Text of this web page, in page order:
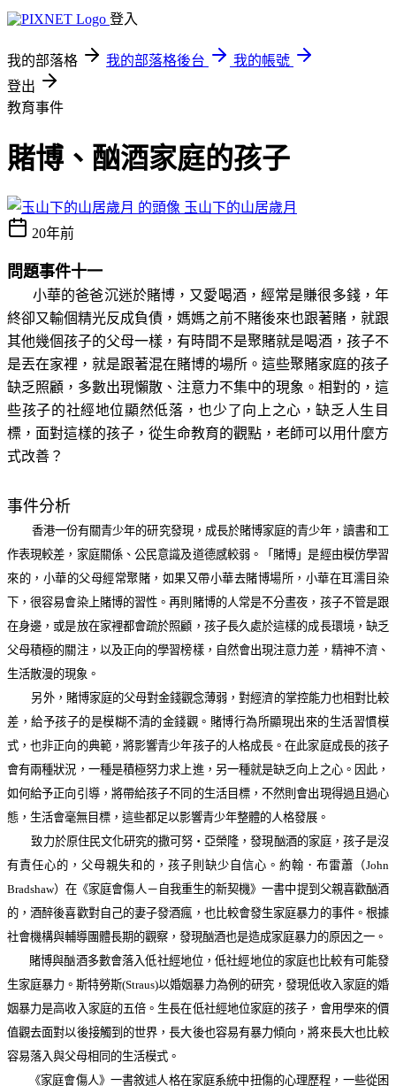
登入
我的部落格 我的部落格後台
我的帳號
登出
教育事件
賭博、酗酒家庭的孩子
玉山下的山居歲月
20年前
問題事件十一
小華的爸爸沉迷於賭博，又愛喝酒，經常是賺很多錢，年
終卻又輸個精光反成負債，媽媽之前不賭後來也跟著賭，就跟
其他幾個孩子的父母一樣，有時間不是聚賭就是喝酒，孩子不
是丟在家裡，就是跟著混在賭博的場所。這些聚賭家庭的孩子
缺乏照顧，多數出現懶散、注意力不集中的現象。相對的，這
些孩子的社經地位顯然低落，也少了向上之心，缺乏人生目
標，面對這樣的孩子，從生命教育的觀點，老師可以用什麼方
式改善？
事件分析
香港一份有關青少年的研究發現，成長於賭博家庭的青少年，讀書和工
作表現較差，家庭關係、公民意識及道德感較弱。「賭博」是經由模仿學習
來的，小華的父母經常聚賭，如果又帶小華去賭博場所，小華在耳濡目染
下，很容易會染上賭博的習性。再則賭博的人常是不分晝夜，孩子不管是跟
在身邊，或是放在家裡都會疏於照顧，孩子長久處於這樣的成長環境，缺乏
父母積極的關注，以及正向的學習榜樣，自然會出現注意力差，精神不濟、
生活散漫的現象。
另外，賭博家庭的父母對金錢觀念薄弱，對經濟的掌控能力也相對比較
差，給予孩子的是模糊不清的金錢觀。賭博行為所顯現出來的生活習慣模
式，也非正向的典範，將影響青少年孩子的人格成長。在此家庭成長的孩子
會有兩種狀況，一種是積極努力求上進，另一種就是缺乏向上之心。因此，
如何給予正向引導，將帶給孩子不同的生活目標，不然則會出現得過且過心
態，生活會毫無目標，這些都足以影響青少年整體的人格發展。
致力於原住民文化研究的撒可努 ‧ 亞榮隆，發現酗酒的家庭，孩子是沒
有責任心的，父母親失和的，孩子則缺少自信心。 約翰．布雷蕭（John
Bradshaw）在《家庭會傷人－自我重生的新契機》一書中提到 父親喜歡酗酒
的，酒醉後喜歡對自己的妻子發酒瘋，也比較會發生家庭暴力的事件。 根據
社會機構與輔導團體長期的觀察，發現酗酒也是造成家庭暴力的原因之一。
賭博與酗酒多數會落入低社經地位，低社經地位的家庭也比較有可能發
生家庭暴力。斯特勞斯(Straus)以婚姻暴力為例的研究，發現低收入家庭的婚
姻暴力是高收入家庭的五倍。 生長在低社經地位家庭的孩子，會用學來的價
值觀去面對以後接觸到的世界，長大後也容易有暴力傾向，將來長大也比較
容易落入與父母相同的生活模式。
《家庭會傷人》一書敘述人格在家庭系統中扭傷的心理歷程， 一些從困